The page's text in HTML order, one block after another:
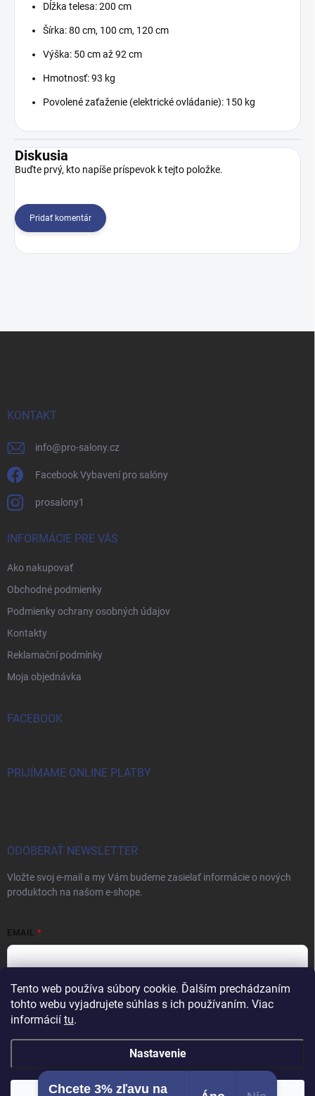
Tento web používa súbory cookie. Ďalším prechádzaním
tohto webu vyjadrujete súhlas s ich používaním. Viac
informácií tu.
Nastavenie
Dĺžka telesa: 200 cm
Šírka: 80 cm, 100 cm, 120 cm
Výška: 50 cm až 92 cm
Hmotnosť: 93 kg
Povolené zaťaženie (elektrické ovládanie): 150 kg
Diskusia
Buďte prvý, kto napíše príspevok k tejto položke.
Pridať komentár
KONTAKT
info@pro-salony.cz
Facebook Vybavení pro salóny
prosalony1
INFORMÁCIE PRE VÁS
Ako nakupovať
Obchodné podmienky
Podmienky ochrany osobných údajov
Kontakty
Reklamační podmínky
Moja objednávka
FACEBOOK
PRIJÍMAME ONLINE PLATBY
ODOBERAŤ NEWSLETTER
Vložte svoj e-mail a my Vám budeme zasielať informácie o nových
produktoch na našom e-shope.
EMAIL
Vložením e-mailu súhlasíte spodmienkami ochrany osobných údajov
Prihlásiť sa
Copyright 2026Vybavenie pre salóny . Všetky práva vyhradené.
Chcete 3% zľavu na